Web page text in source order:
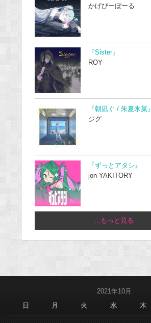
かげぴーぼーる
『Sister』
ROY
『朝凪ぐ / 朱夏氷菓』
ジグ
『ずっとアタシ』
jon-YAKITORY
...もっと見る
2021年10月
日
月 火 水 木